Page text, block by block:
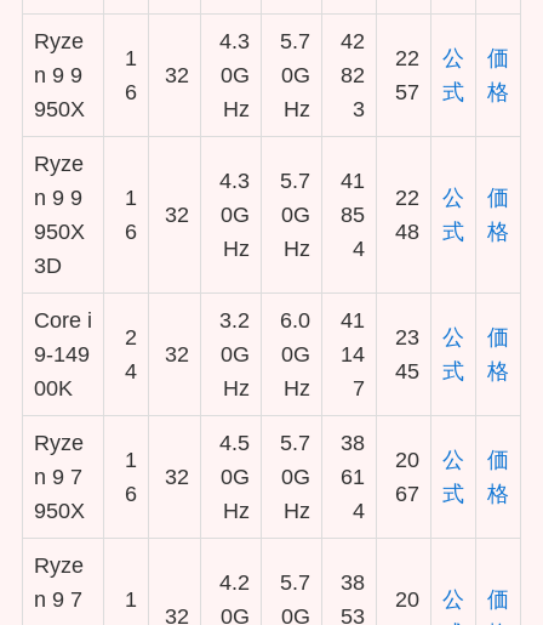
Ryze
n 9 9
950X
1
6
32
4.3
0G
Hz
5.7
0G
Hz
42
82
3
22
57
公
式
価
格
Ryze
n 9 9
950X
3D
1
6
32
4.3
0G
Hz
5.7
0G
Hz
41
85
4
22
48
公
式
価
格
Core i
9-149
00K
2
4
32
3.2
0G
Hz
6.0
0G
Hz
41
14
7
23
45
公
式
価
格
Ryze
n 9 7
950X
1
6
32
4.5
0G
Hz
5.7
0G
Hz
38
61
4
20
67
公
式
価
格
Ryze
n 9 7
1
32
4.2
0G
5.7
0G
38
53
20
公
価